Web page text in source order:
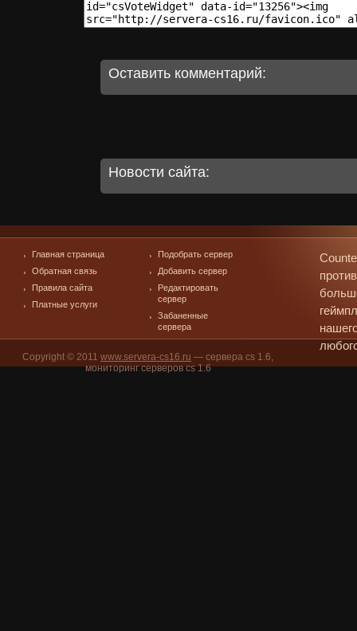
Оставить комментарий:
Новости сайта:
Главная страница
Обратная связь
Правила сайта
Платные услуги
Подобрать сервер
Добавить сервер
Редактировать
сервер
Забаненные
сервера
Copyright © 2011 www.servera-cs16.ru — сервера cs 1.6,
мониторинг серверов cs 1.6